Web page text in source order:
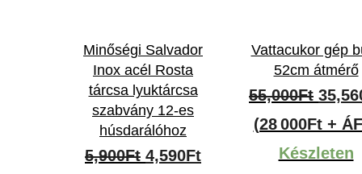
Minőségi Salvador
Inox acél Rosta
tárcsa lyuktárcsa
szabvány 12-es
húsdarálóhoz
5,900Ft Original
4,590FtCurrent
Vattacukor gép
52cm átmérő
55,000Ft
price
was:
(28 000Ft +
Készleten